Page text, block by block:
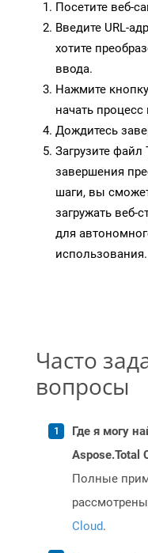
Посетите веб-
Введите URL-
хотите
ввода.
Нажмите
начать процесс
Дождитесь
Загрузите файл
завершения
шаги, вы
загружать веб-
для
использования.
Часто
вопросы
Где я могу
Aspose.Total
Полные
Cloud.